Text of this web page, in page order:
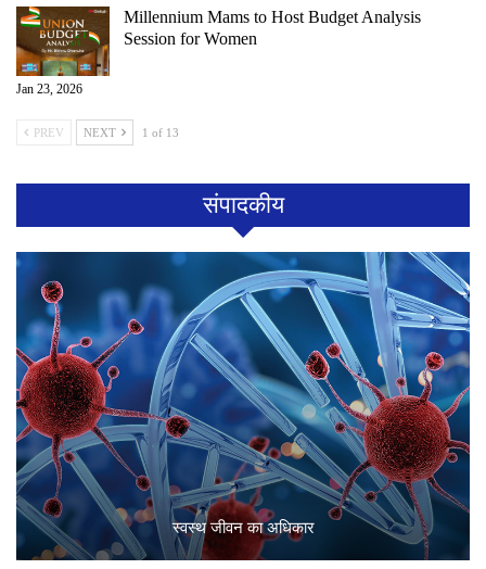
Millennium Mams to Host Budget Analysis
Session for Women
Jan 23, 2026
PREV NEXT 1 of 13
संपादकीय
स्वस्थ जीवन का अधिकार